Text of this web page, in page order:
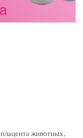
животных,